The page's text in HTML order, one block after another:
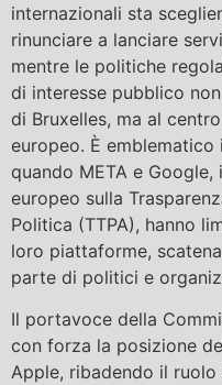
internazionali sta
rinunciare a lanciare
mentre le politiche
di interesse pubblico
di Bruxelles, ma al
europeo. È
quando META e
europeo sulla
Politica (TTPA), hanno
loro piattaforme,
parte di politici e
Il portavoce della
con forza la posizione
Apple, ribadendo il